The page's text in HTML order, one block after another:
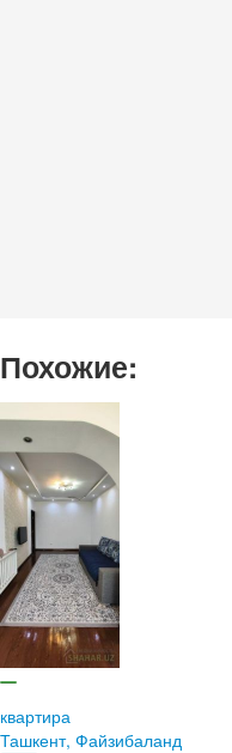
Похожие:
квартира
Ташкент, Файзибаланд